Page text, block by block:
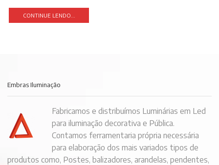
CONTINUE LENDO...
Embras Iluminação
Fabricamos e distribuímos Luminárias em Led
para iluminação decorativa e Pública.
Contamos ferramentaria própria necessária
para elaboração dos mais variados tipos de
produtos como, Postes, balizadores, arandelas, pendentes,